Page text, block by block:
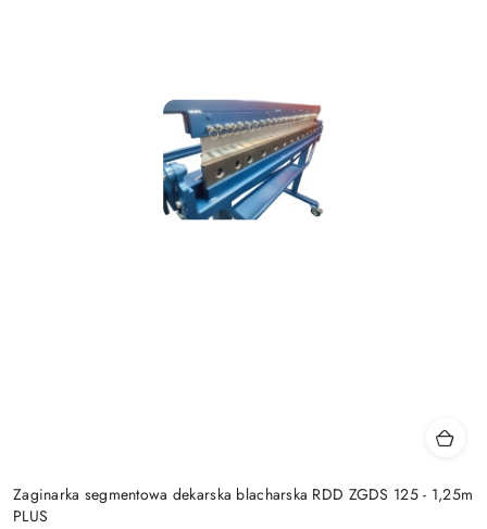
Zaginarka segmentowa dekarska blacharska RDD ZGDS 125 - 1,25m
PLUS